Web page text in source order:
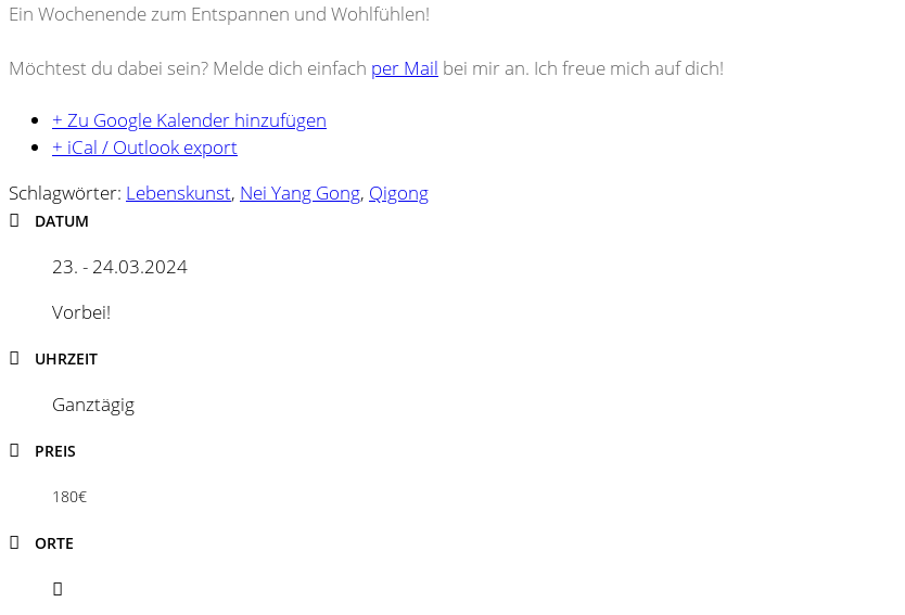
Ein Wochenende zum Entspannen und Wohlfühlen!
Möchtest du dabei sein? Melde dich einfach per Mail bei mir an. Ich freue mich auf dich!
+ Zu Google Kalender hinzufügen
+ iCal / Outlook export
Schlagwörter: Lebenskunst, Nei Yang Gong, Qigong
DATUM
23. - 24.03.2024
Vorbei!
UHRZEIT
Ganztägig
PREIS
180€
ORTE